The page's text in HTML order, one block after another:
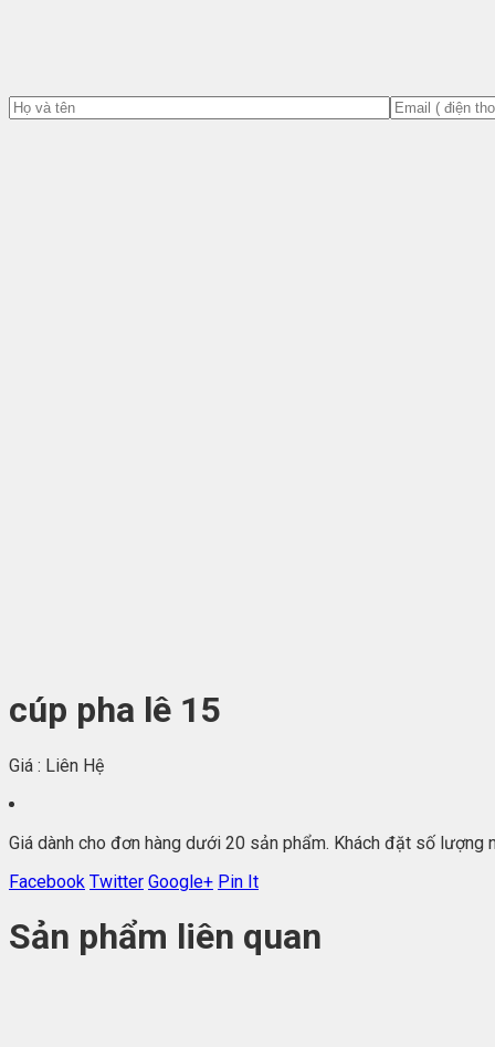
cúp pha lê 15
Giá : Liên Hệ
Giá dành cho đơn hàng dưới 20 sản phẩm. Khách đặt số lượng
Facebook Twitter Google+ Pin It
Sản phẩm liên quan